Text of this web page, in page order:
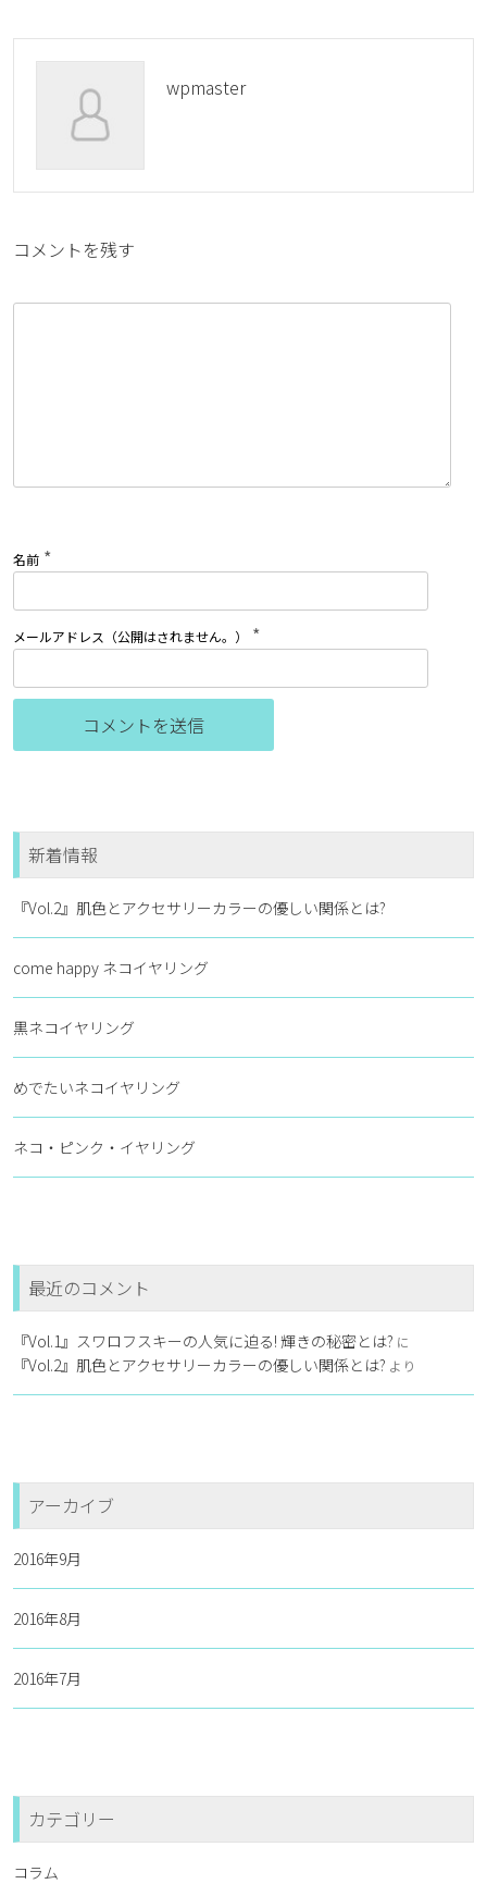
wpmaster
コメントを残す
名前 *
メールアドレス（公開はされません。） *
新着情報
『Vol.2』肌色とアクセサリーカラーの優しい関係とは?
come happy ネコイヤリング
黒ネコイヤリング
めでたいネコイヤリング
ネコ・ピンク・イヤリング
最近のコメント
『Vol.1』スワロフスキーの人気に迫る! 輝きの秘密とは? に
『Vol.2』肌色とアクセサリーカラーの優しい関係とは? より
アーカイブ
2016年9月
2016年8月
2016年7月
カテゴリー
コラム